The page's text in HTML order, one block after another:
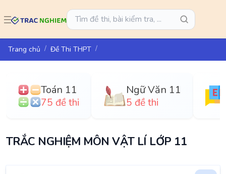
Trang chủ Đề Thi THPT
Toán 11
75 đề thi
Ngữ Văn 11
5 đề thi
TRẮC NGHIỆM MÔN VẬT LÍ LỚP 11